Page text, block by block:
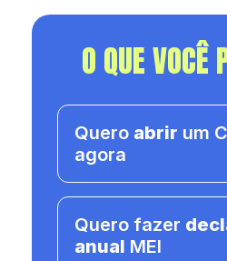
O QUE VOCÊ
Quero abrir um
agora
Quero fazer
anual MEI